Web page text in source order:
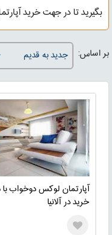
بگیرید تا در جهت خرید
بر اساس:
آپارتمان لوکس دوخواب با
خرید در آلانیا